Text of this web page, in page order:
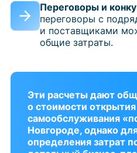
Переговоры и
переговоры с
и поставщиками
общие затраты.
Эти расчеты дают
о стоимости
самообслуживания
Новгороде, однако
определения затрат